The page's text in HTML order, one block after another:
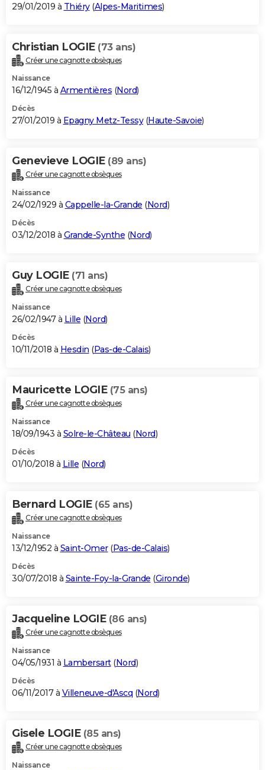
29/01/2019 à Thiéry(Alpes-Maritimes)
Christian LOGIE (73 ans)
Créer une cagnotte obsèques
Naissance
16/12/1945 à Armentières (Nord)
Décès
27/01/2019 à Epagny Metz-Tessy(Haute-Savoie)
Genevieve LOGIE (89 ans)
Créer une cagnotte obsèques
Naissance
24/02/1929 à Cappelle-la-Grande (Nord)
Décès
03/12/2018 à Grande-Synthe (Nord)
Guy LOGIE (71 ans)
Créer une cagnotte obsèques
Naissance
26/02/1947 à Lille (Nord)
Décès
10/11/2018 à Hesdin (Pas-de-Calais)
Mauricette LOGIE (75 ans)
Créer une cagnotte obsèques
Naissance
18/09/1943 à Solre-le-Château (Nord)
Décès
01/10/2018 à Lille (Nord)
Bernard LOGIE (65 ans)
Créer une cagnotte obsèques
Naissance
13/12/1952 à Saint-Omer(Pas-de-Calais)
Décès
30/07/2018 à Sainte-Foy-la-Grande (Gironde)
Jacqueline LOGIE (86 ans)
Créer une cagnotte obsèques
Naissance
04/05/1931 à Lambersart(Nord)
Décès
06/11/2017 à Villeneuve-d'Ascq (Nord)
Gisele LOGIE (85 ans)
Créer une cagnotte obsèques
Naissance